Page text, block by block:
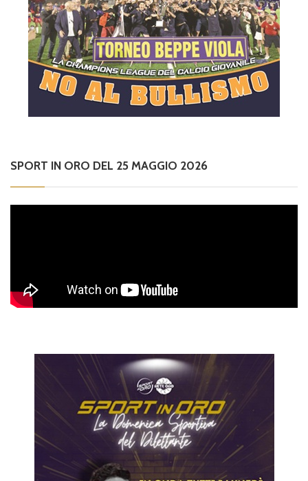
SPORT IN ORO DEL 25 MAGGIO 2026